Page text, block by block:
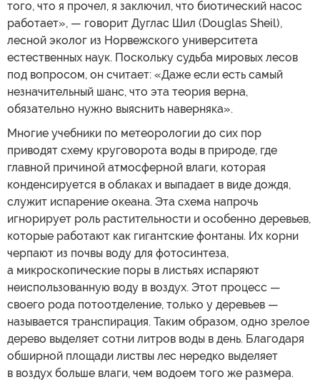
того, что я прочел, я заключил, что биотический насос
работает», — говорит Дуглас Шил (Douglas Sheil),
лесной эколог из Норвежского университета
естественных наук. Поскольку судьба мировых лесов
под вопросом, он считает: «Даже если есть самый
незначительный шанс, что эта теория верна,
обязательно нужно выяснить наверняка».
Многие учебники по метеорологии до сих пор
приводят схему круговорота воды в природе, где
главной причиной атмосферной влаги, которая
конденсируется в облаках и выпадает в виде дождя,
служит испарение океана. Эта схема напрочь
игнорирует роль растительности и особенно деревьев,
которые работают как гигантские фонтаны. Их корни
черпают из почвы воду для фотосинтеза,
а микроскопические поры в листьях испаряют
неиспользованную воду в воздух. Этот процесс —
своего рода потоотделение, только у деревьев —
называется транспирация. Таким образом, одно зрелое
дерево выделяет сотни литров воды в день. Благодаря
обширной площади листвы лес нередко выделяет
в воздух больше влаги, чем водоем того же размера.